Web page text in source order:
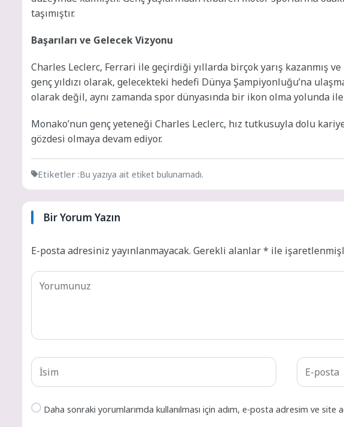
taşımıştır.
Başarıları ve Gelecek Vizyonu
Charles Leclerc, Ferrari ile geçirdiği yıllarda birçok yarış kazanmış
genç yıldızı olarak, gelecekteki hedefi Dünya Şampiyonluğu’na
olarak değil, aynı zamanda spor dünyasında bir ikon olma yolunda
Monako’nun genç yeteneği Charles Leclerc, hız tutkusuyla dolu
gözdesi olmaya devam ediyor.
Etiketler :Bu yazıya ait etiket bulunamadı.
Bir Yorum Yazın
E-posta adresiniz yayınlanmayacak. Gerekli alanlar* ile
Daha sonraki yorumlarımda kullanılması için adım, e-posta adresim ve site